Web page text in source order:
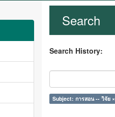
Search
Search History:
Subject: การสอน -- วิจัย ×